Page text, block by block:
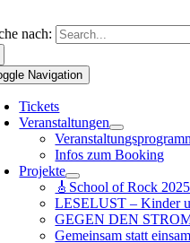
nach:
Navigation
Tickets
Veranstaltungen
Infos zum Booking
Projekte
🎸School of Rock
LESELUST – Kinder
GEGEN DEN
Gemeinsam statt einsam